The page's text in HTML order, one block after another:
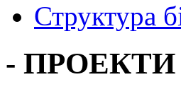
Структура
- ПРОЕКТИ